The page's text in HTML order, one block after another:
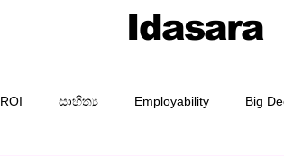
Idasara
සාහිත්‍ය Employability Big